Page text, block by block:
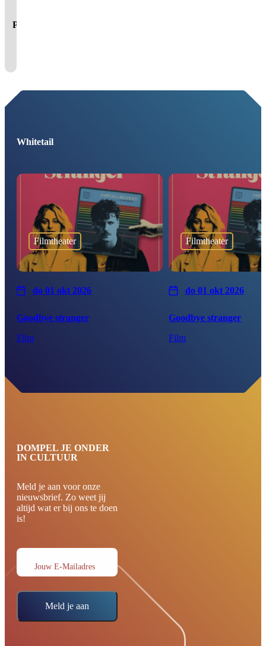
Pas
Whitetail
Filmtheater
do 01 okt 2026
Goodbye stranger
Film
Filmtheater
do 01 okt 2026
Goodbye stranger
Film
DOMPEL JE ONDER
IN CULTUUR
Meld je aan voor onze
nieuwsbrief. Zo weet jij
altijd wat er bij ons te doen
is!
Jouw E-Mailadres
Meld je aan